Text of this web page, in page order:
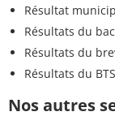
Résultat
Résultats du
Résultats du
Résultats du
Nos autres